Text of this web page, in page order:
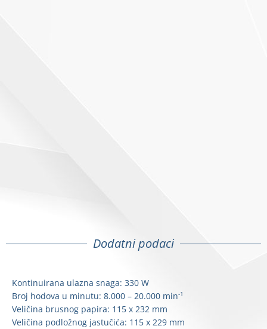
Dodatni podaci
Kontinuirana ulazna snaga: 330 W
Broj hodova u minutu: 8.000 – 20.000 min-1
Veličina brusnog papira: 115 x 232 mm
Veličina podložnog jastučića: 115 x 229 mm